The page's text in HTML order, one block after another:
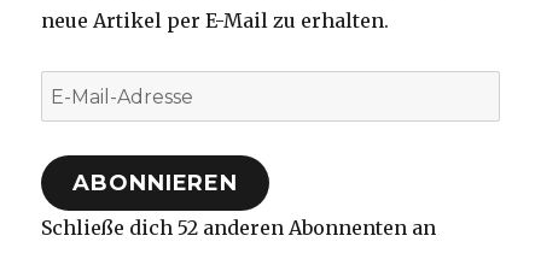
neue Artikel per E-Mail zu erhalten.
E-
Mail-
Adresse
ABONNIEREN
Schließe dich 52 anderen Abonnenten an